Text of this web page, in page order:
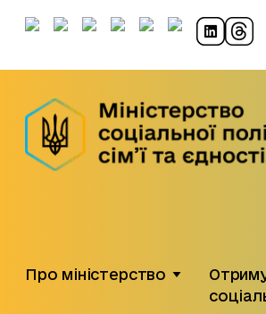
Про міністерство